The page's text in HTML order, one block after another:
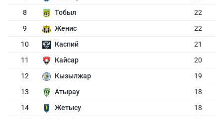
8
Тобыл
22
9
Женис
22
10
Каспий
21
11
Кайсар
20
12
Кызылжар
19
13
Атырау
18
14
Жетысу
18